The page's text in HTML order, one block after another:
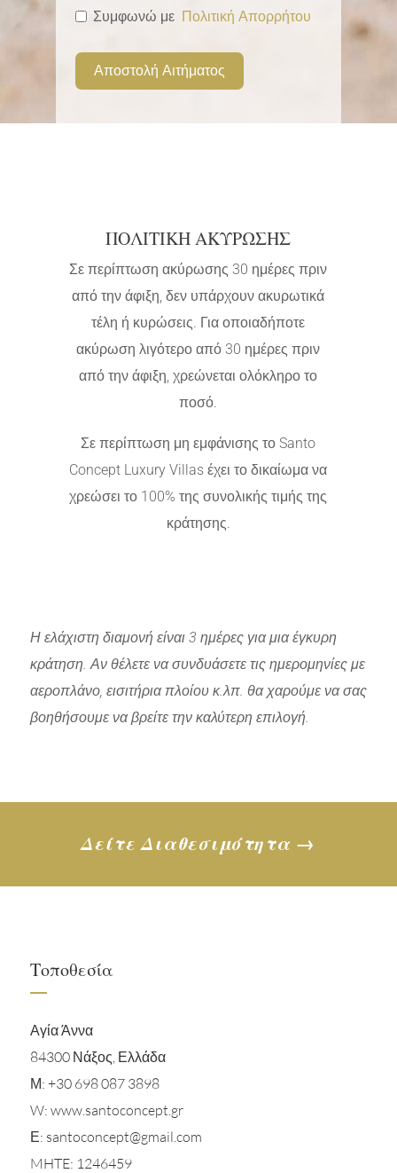
Συμφωνώ με Πολιτική Απορρήτου
Αποστολή Αιτήματος
ΠΟΛΙΤΙΚΗ ΑΚΥΡΩΣΗΣ
Σε περίπτωση ακύρωσης 30 ημέρες πριν
από την άφιξη, δεν υπάρχουν ακυρωτικά
τέλη ή κυρώσεις. Για οποιαδήποτε
ακύρωση λιγότερο από 30 ημέρες πριν
από την άφιξη, χρεώνεται ολόκληρο το
ποσό.
Σε περίπτωση μη εμφάνισης το Santo
Concept Luxury Villas έχει το δικαίωμα να
χρεώσει το 100% της συνολικής τιμής της
κράτησης.
Η ελάχιστη διαμονή είναι 3 ημέρες για μια έγκυρη
κράτηση. Αν θέλετε να συνδυάσετε τις ημερομηνίες με
αεροπλάνο, εισιτήρια πλοίου κ.λπ. θα χαρούμε να σας
βοηθήσουμε να βρείτε την καλύτερη επιλογή.
Δείτε Διαθεσιμότητα →
Τοποθεσία
Αγία Άννα
84300 Νάξος, Ελλάδα
Μ: +30 698 087 3898
W: www.santoconcept.gr
Ε: santoconcept@gmail.com
MHTE: 1246459